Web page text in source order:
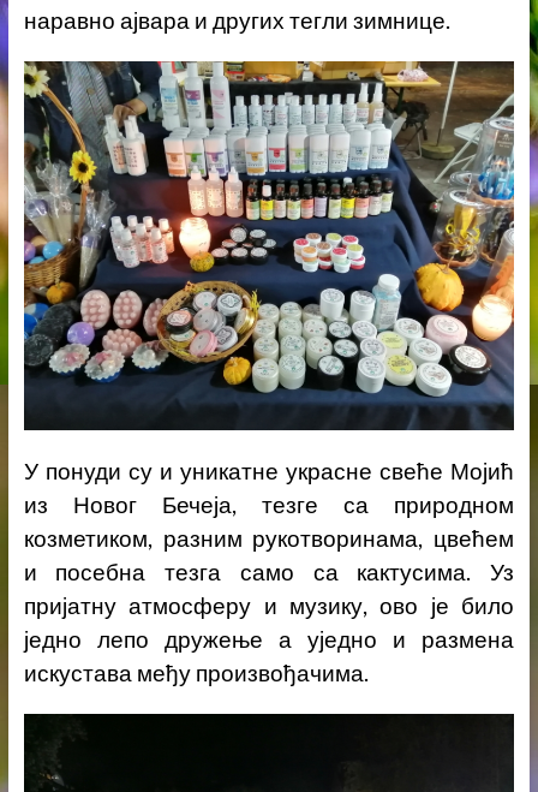
наравно ајвара и других тегли зимнице.
У понуди су и уникатне украсне свеће Мојић
из Новог Бечеја, тезге са природном
козметиком, разним рукотворинама, цвећем
и посебна тезга само са кактусима. Уз
пријатну атмосферу и музику, ово је било
једно лепо дружење а уједно и размена
искустава међу произвођачима.